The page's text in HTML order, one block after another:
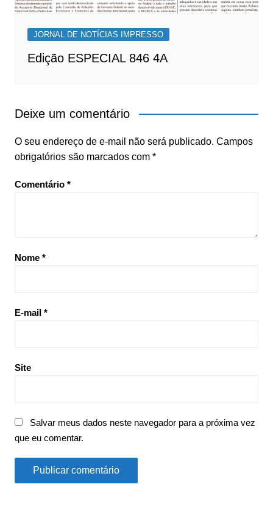
JORNAL DE NOTÍCIAS IMPRESSO
Edição ESPECIAL 846 4A
Deixe um comentário
O seu endereço de e-mail não será publicado. Campos
obrigatórios são marcados com *
Comentário *
Nome *
E-mail *
Site
Salvar meus dados neste navegador para a próxima vez
que eu comentar.